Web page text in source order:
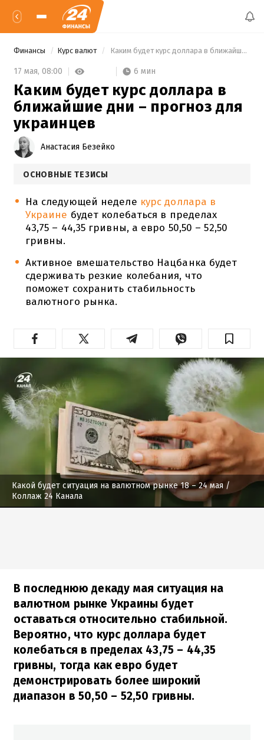
Финансы Курс валют Каким будет курс доллара в ближайшие дни – прогноз для украинцев
17 мая, 08:00 6 мин
Каким будет курс доллара в
ближайшие дни – прогноз для
украинцев
Анастасия Безейко
ОСНОВНЫЕ ТЕЗИСЫ
На следующей неделе курс доллара в
Украине будет колебаться в пределах
43,75 – 44,35 гривны, а евро 50,50 – 52,50
гривны.
Активное вмешательство Нацбанка будет
сдерживать резкие колебания, что
поможет сохранить стабильность
валютного рынка.
Какой будет ситуация на валютном рынке 18 – 24 мая /
Коллаж 24 Канала
В последнюю декаду мая ситуация на
валютном рынке Украины будет
оставаться относительно стабильной.
Вероятно, что курс доллара будет
колебаться в пределах 43,75 – 44,35
гривны, тогда как евро будет
демонстрировать более широкий
диапазон в 50,50 – 52,50 гривны.